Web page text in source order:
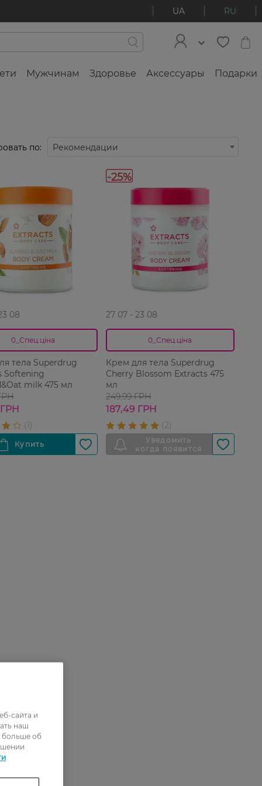
UA RU
Мужчинам Здоровье Аксессуары Подарки
по: Рекомендации
08
0_Спец.ціна
тела Superdrug
Softening
milk 475 мл
-25%
27 07 - 23 08
0_Спец.ціна
Крем для тела Superdrug
Cherry Blossom Extracts 475
мл
249,99 ГРН
187,49 ГРН
сайта и
наш
больше об